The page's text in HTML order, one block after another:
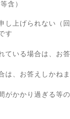
含）
し上げられない（
す
いる場合は、お
、お答えしかねま
かかり過ぎる等